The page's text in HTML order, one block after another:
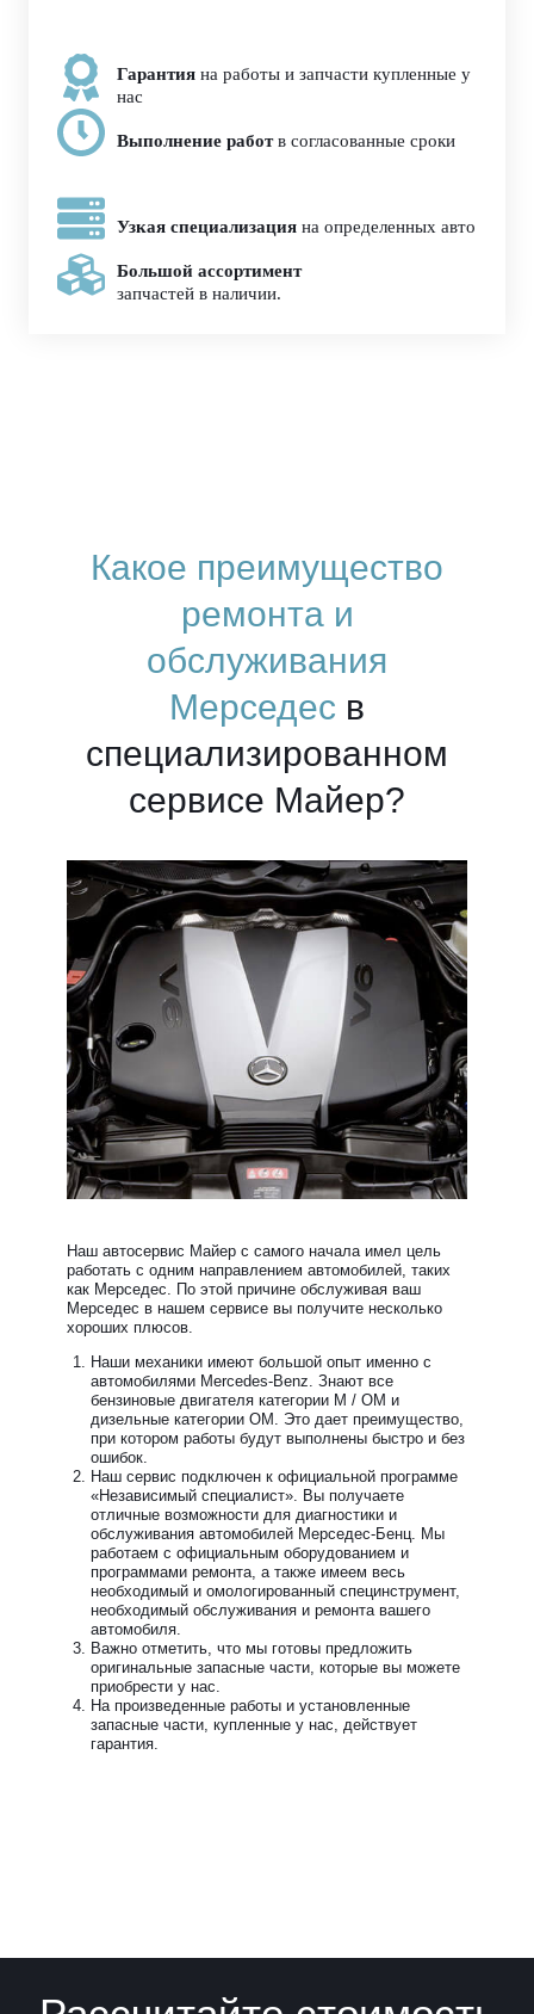
Гарантия на работы и запчасти купленные у
нас
Выполнение работв согласованные сроки
Узкая специализация на определенных авто
Большой ассортимент
запчастей в наличии.
Какое преимущество
ремонта и
обслуживания
Мерседес в
специализированном
сервисе Майер?
Наш автосервис Майер с самого начала имел цель
работать с одним направлением автомобилей, таких
как Мерседес. По этой причине обслуживая ваш
Мерседес в нашем сервисе вы получите несколько
хороших плюсов.
Наши механики имеют большой опыт именно с
автомобилями Mercedes-Benz. Знают все
бензиновые двигателя категории М / ОМ и
дизельные категории ОМ. Это дает преимущество,
при котором работы будут выполнены быстро и без
ошибок.
Наш сервис подключен к официальной программе
«Независимый специалист». Вы получаете
отличные возможности для диагностики и
обслуживания автомобилей Мерседес-Бенц. Мы
работаем с официальным оборудованием и
программами ремонта, а также имеем весь
необходимый и омологированный специнструмент,
необходимый обслуживания и ремонта вашего
автомобиля.
Важно отметить, что мы готовы предложить
оригинальные запасные части, которые вы можете
приобрести у нас.
На произведенные работы и установленные
запасные части, купленные у нас, действует
гарантия.